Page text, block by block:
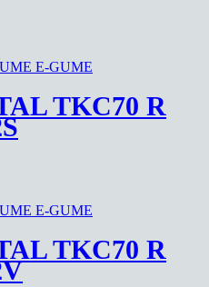
TKC70 R
TKC70 R